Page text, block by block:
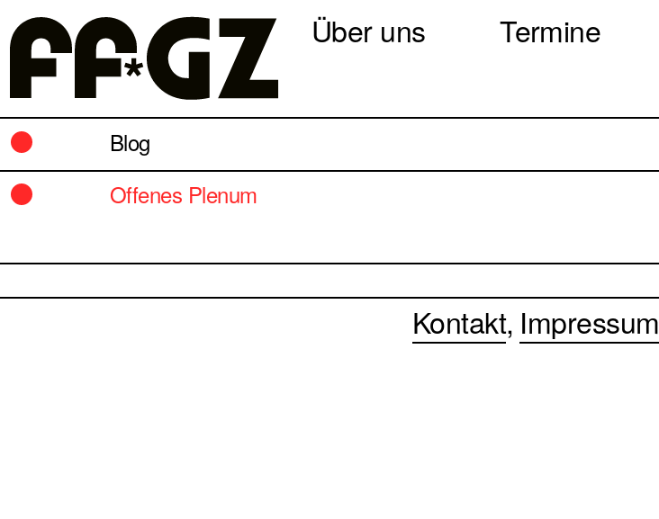
Über uns Termine
Blog
Offenes Plenum
Kontakt Impressum